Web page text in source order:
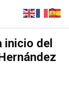
inicio del